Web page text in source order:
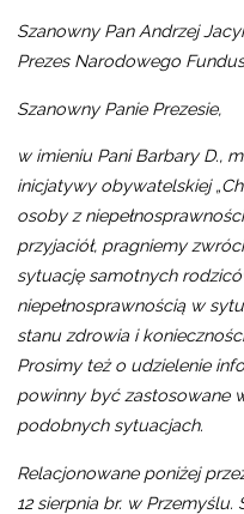
Szanowny Pan Andrzej
Prezes Narodowego
Szanowny Panie Prezesie,
w imieniu Pani Barbary D.,
inicjatywy obywatelskiej
osoby z
przyjaciół, pragniemy
sytuację samotnych
niepełnosprawnością w
stanu zdrowia i
Prosimy też o udzielenie
powinny być zastosowane
podobnych sytuacjach.
Relacjonowane poniżej
12 sierpnia br. w